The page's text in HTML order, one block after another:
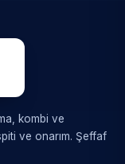
kombi ve
ve onarım. Şeffaf